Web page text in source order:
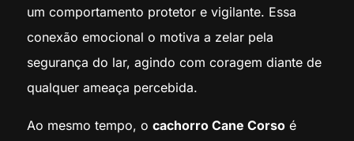
um comportamento protetor e vigilante. Essa
conexão emocional o motiva a zelar pela
segurança do lar, agindo com coragem diante de
qualquer ameaça percebida.
Ao mesmo tempo, o cachorro Cane Corsoé